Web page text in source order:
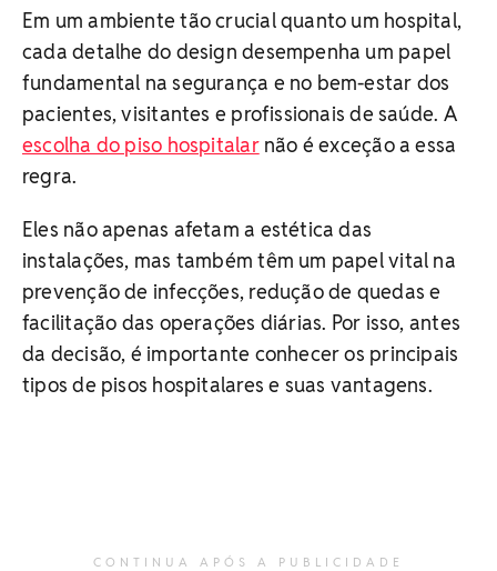
Em um ambiente tão crucial quanto um hospital,
cada detalhe do design desempenha um papel
fundamental na segurança e no bem-estar dos
pacientes, visitantes e profissionais de saúde. A
escolha do piso hospitalarnão é exceção a essa
regra.
Eles não apenas afetam a estética das
instalações, mas também têm um papel vital na
prevenção de infecções, redução de quedas e
facilitação das operações diárias. Por isso, antes
da decisão, é importante conhecer os principais
tipos de pisos hospitalares e suas vantagens.
CONTINUA APÓS A PUBLICIDADE